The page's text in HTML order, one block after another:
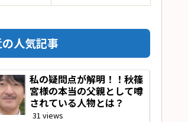
人気記事
私の疑問点が解明！！秋篠
宮様の本当の父親として噂
されている人物とは？
31 views